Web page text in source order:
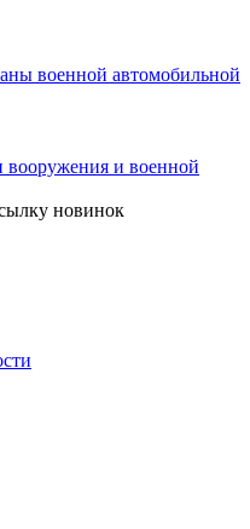
военной автомобильной
и военной
новинок